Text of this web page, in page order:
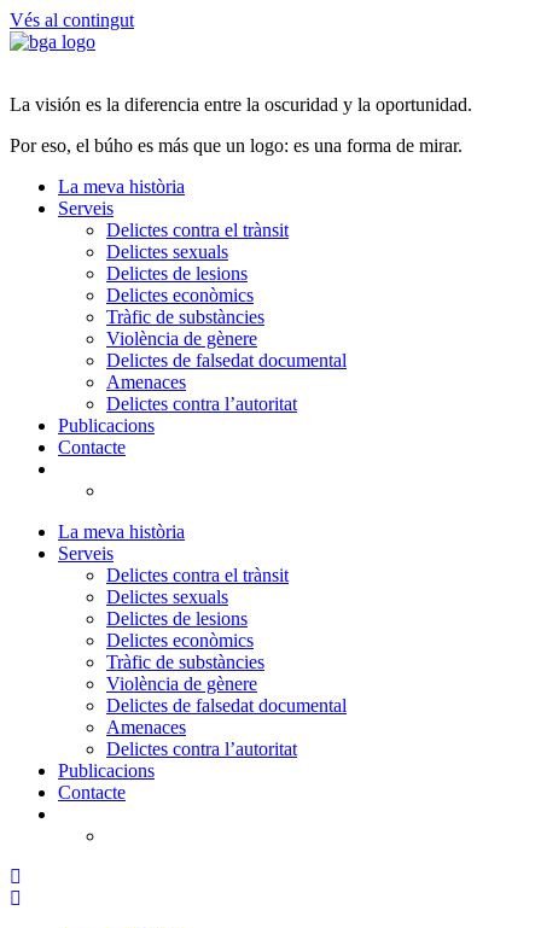
Vés al contingut
La visión es la diferencia entre la oscuridad y la oportunidad.
Por eso, el búho es más que un logo: es una forma de mirar.
La meva història
Serveis
Delictes contra el trànsit
Delictes sexuals
Delictes de lesions
Delictes econòmics
Tràfic de substàncies
Violència de gènere
Delictes de falsedat documental
Amenaces
Delictes contra l’autoritat
Publicacions
Contacte
La meva història
Serveis
Delictes contra el trànsit
Delictes sexuals
Delictes de lesions
Delictes econòmics
Tràfic de substàncies
Violència de gènere
Delictes de falsedat documental
Amenaces
Delictes contra l’autoritat
Publicacions
Contacte